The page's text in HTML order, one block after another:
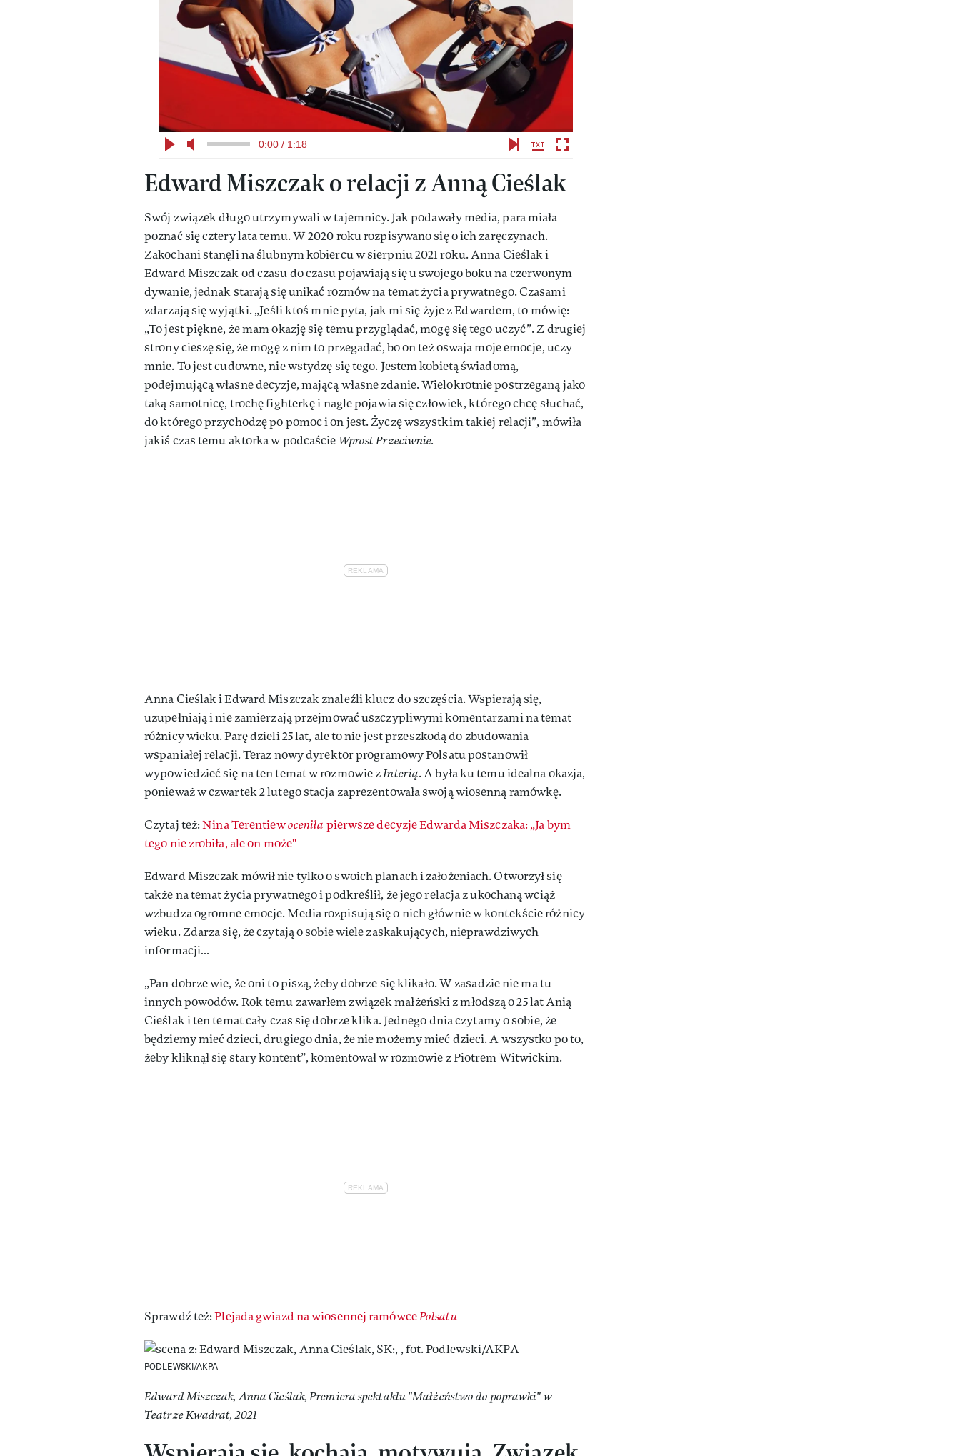
0:00 / 1:18
Edward Miszczak o relacji z Anną Cieślak
Swój związek długo utrzymywali w tajemnicy. Jak podawały media, para miała
poznać się cztery lata temu. W 2020 roku rozpisywano się o ich zaręczynach.
Zakochani stanęli na ślubnym kobiercu w sierpniu 2021 roku. Anna Cieślak i
Edward Miszczak od czasu do czasu pojawiają się u swojego boku na czerwonym
dywanie, jednak starają się unikać rozmów na temat życia prywatnego. Czasami
zdarzają się wyjątki. „Jeśli ktoś mnie pyta, jak mi się żyje z Edwardem, to mówię:
„To jest piękne, że mam okazję się temu przyglądać, mogę się tego uczyć”. Z drugiej
strony cieszę się, że mogę z nim to przegadać, bo on też oswaja moje emocje, uczy
mnie. To jest cudowne, nie wstydzę się tego. Jestem kobietą świadomą,
podejmującą własne decyzje, mającą własne zdanie. Wielokrotnie postrzeganą jako
taką samotnicę, trochę fighterkę i nagle pojawia się człowiek, którego chcę słuchać,
do którego przychodzę po pomoc i on jest. Życzę wszystkim takiej relacji”, mówiła
jakiś czas temu aktorka w podcaście Wprost Przeciwnie.
Anna Cieślak i Edward Miszczak znaleźli klucz do szczęścia. Wspierają się,
uzupełniają i nie zamierzają przejmować uszczypliwymi komentarzami na temat
różnicy wieku. Parę dzieli 25 lat, ale to nie jest przeszkodą do zbudowania
wspaniałej relacji. Teraz nowy dyrektor programowy Polsatu postanowił
wypowiedzieć się na ten temat w rozmowie zInterią. A była ku temu idealna okazja,
ponieważ w czwartek 2 lutego stacja zaprezentowała swoją wiosenną ramówkę.
Czytaj też:Nina Terentiewoceniła pierwsze decyzje Edwarda Miszczaka: „Ja bym
tego nie zrobiła, ale on może"
Edward Miszczak mówił nie tylko o swoich planach i założeniach. Otworzył się
także na temat życia prywatnego i podkreślił, że jego relacja z ukochaną wciąż
wzbudza ogromne emocje. Media rozpisują się o nich głównie w kontekście różnicy
wieku. Zdarza się, że czytają o sobie wiele zaskakujących, nieprawdziwych
informacji…
„Pan dobrze wie, że oni to piszą, żeby dobrze się klikało. W zasadzie nie ma tu
innych powodów. Rok temu zawarłem związek małżeński z młodszą o 25 lat Anią
Cieślak i ten temat cały czas się dobrze klika. Jednego dnia czytamy o sobie, że
będziemy mieć dzieci, drugiego dnia, że nie możemy mieć dzieci. A wszystko po to,
żeby kliknął się stary kontent”, komentował w rozmowie z Piotrem Witwickim.
Sprawdź też:Plejada gwiazd na wiosennej ramówcePolsatu
PODLEWSKI/AKPA
Edward Miszczak, Anna Cieślak, Premiera spektaklu "Małżeństwo do poprawki" w
Teatrze Kwadrat, 2021